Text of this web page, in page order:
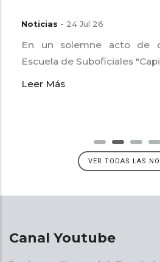
Noticias - 24 Jul 26
En un solemne acto de
Escuela de Suboficiales
Leer Más
VER TODAS LAS
Canal Youtube